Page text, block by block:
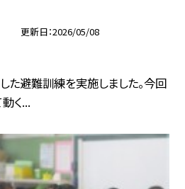
更新日 2026/05/08
た避難訓練を実施しました。今回
く...